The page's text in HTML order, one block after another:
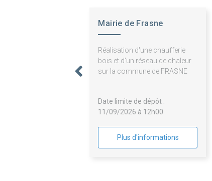
Mairie de Frasne
Réalisation d'une chaufferie
bois et d'un réseau de chaleur
sur la commune de FRASNE
Date limite de dépôt :
11/09/2026 à 12h00
Plus d'informations